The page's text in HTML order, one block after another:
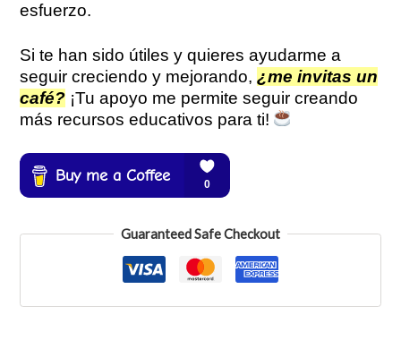
esfuerzo.
Si te han sido útiles y quieres ayudarme a
seguir creciendo y mejorando,¿me invitas un
café? ¡Tu apoyo me permite seguir creando
más recursos educativos para ti!
Guaranteed Safe Checkout